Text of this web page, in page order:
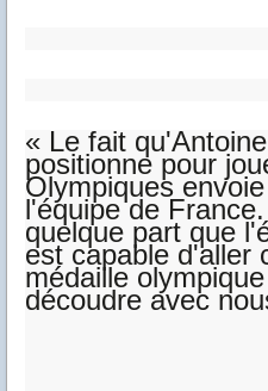
« Le fait
positionne pour
Olympiques
l'équipe de
quelque part que
est capable d'aller
médaille
découdre avec